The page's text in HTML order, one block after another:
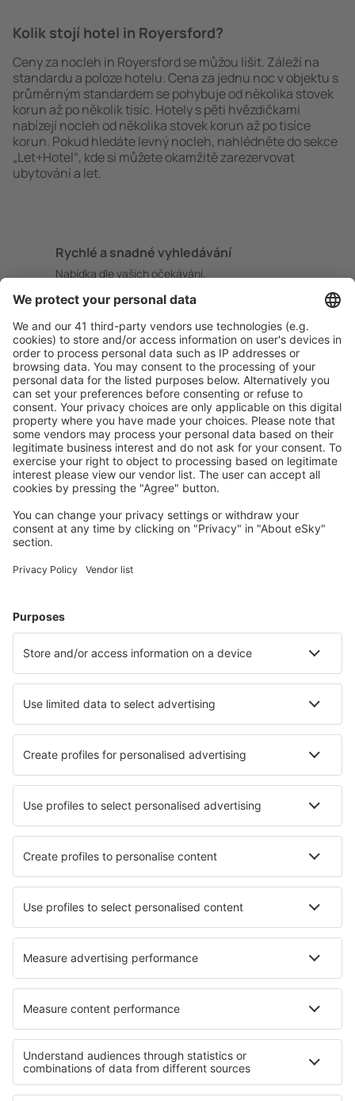
Kolik stojí hotel in Royersford?
Ceny za nocleh in Royersford se můžou lišit. Záleží na
standardu a poloze hotelu. Cena za jednu noc v objektu s
průměrným standardem se pohybuje od několika stovek
korun až po několik tisíc. Hotely s pěti hvězdičkami
nabízejí nocleh od několika stovek korun až po tisíce
korun. Pokud hledáte levný nocleh, nahlédněte do sekce
„Let+Hotel“, kde si můžete okamžitě zarezervovat
ubytování a let.
Rychlé a snadné vyhledávání
Nabídka dle vašich očekávání.
Pečlivé plánování
Bezproblémová rezervace s možností bezplatného
zrušení.
S námi ušetříte
Atraktivní ceny a speciální nabídky pro přihlášené
uživatele.
Ubytování dle vašeho gusta
Vyberte si z více než 1.3 milionu zařízení: hotelů,
Nejvyhledávanější hotely uživateli eSky
Hotely in Davenport Hotely in Panama City Beach
Hotely v Myrtle Beach Hotely in Kachina Village
Hotely in Jersey City Hotely in Pigeon Forge
Nejlepší hotely - města
Hotely in Playa El Agua Hotely in Chale Hotely in Hum
Hotely in Jaboatao dos Guararapes Hotely v Mladých Bukách
Hotely in Penha Garcia Hotely in Planos
Nejlepší hotely - regiony
Hotely v Národní park Saguaro
Hotely in Florida Hotely v oblasti Grand Canyonu
Hotely in Great Basin National Park Hotely in Paznaun